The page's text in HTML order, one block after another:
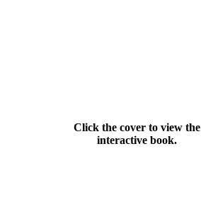
Click the cover to view the
interactive book.